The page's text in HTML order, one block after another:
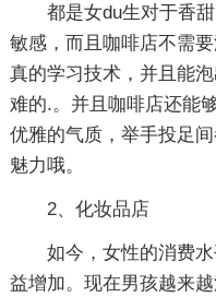
都是女du生对于香
敏感，而且咖啡店不需
真的学习技术，并且能
难的.。并且咖啡店还能
优雅的气质，举手投足
魅力哦。
2、化妆品店
如今，女性的消费
益增加。现在男孩越来